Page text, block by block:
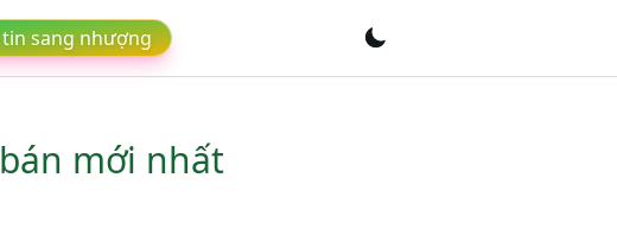
sang nhượng
mới nhất